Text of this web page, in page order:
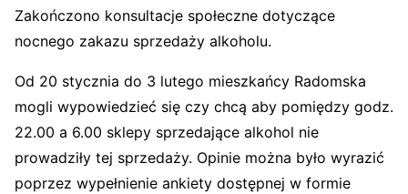
Zakończono konsultacje społeczne dotyczące
nocnego zakazu sprzedaży alkoholu.
Od 20 stycznia do 3 lutego mieszkańcy Radomska
mogli wypowiedzieć się czy chcą aby pomiędzy godz.
22.00 a 6.00 sklepy sprzedające alkohol nie
prowadziły tej sprzedaży. Opinie można było wyrazić
poprzez wypełnienie ankiety dostępnej w formie